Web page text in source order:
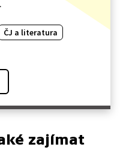
ČJ a literatura
zajímat